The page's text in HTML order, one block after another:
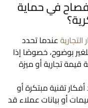
في حماية
عندما تحدد
بوضوح، خصوصًا إذا
تجارية أو ميزة
تقنية مبتكرة أو
أو بيانات عملاء قد